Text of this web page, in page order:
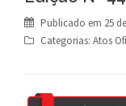
Publicado em 25
Categorias: Atos